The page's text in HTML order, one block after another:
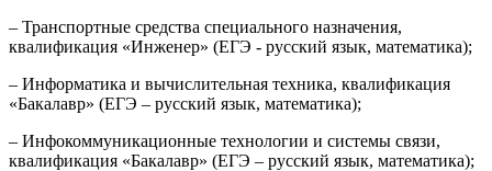
– Транспортные средства специального назначения,
квалификация «Инженер» (ЕГЭ - русский язык, математика);
– Информатика и вычислительная техника, квалификация
«Бакалавр» (ЕГЭ – русский язык, математика);
– Инфокоммуникационные технологии и системы связи,
квалификация «Бакалавр» (ЕГЭ – русский язык, математика);